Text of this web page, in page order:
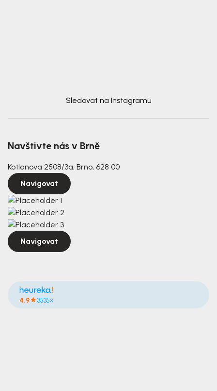
Sledovat na Instagramu
Navštivte nás v Brně
Kotlanova 2508/3a, Brno, 628 00
Navigovat
Navigovat
4.9 3535×